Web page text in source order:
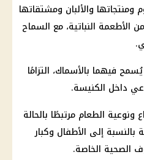
ومنتجاتها والألبان ومشتقاتها
الأطعمة النباتية، مع السماح
فيهما بالأسماك، التزامًا
داخل الكنيسة.
الطعام مرتبطًا بالحالة
بالنسبة إلى الأطفال وكبار
الصحية الخاصة.